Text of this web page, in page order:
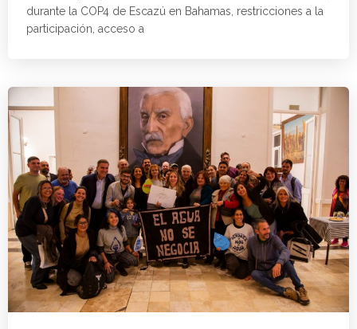
durante la COP4 de Escazú en Bahamas, restricciones a la
participación, acceso a